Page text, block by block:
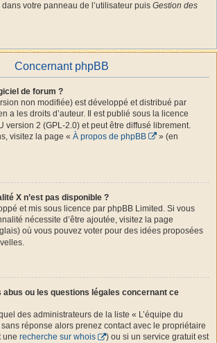
votre panneau de l’utilisateur puis Gestion des
Concernant phpBB
de forum ?
non modifiée) est développé et distribué par
a les droits d’auteur. Il est publié sous la licence
version 2 (GPL-2.0) et peut être diffusé librement.
visitez la page « À propos de phpBB
» (en
X n’est pas disponible ?
et mis sous licence par phpBB Limited. Si vous
nécessite d’être ajoutée, visitez la page
où vous pouvez voter pour des idées proposées
abus ou les questions légales concernant ce
des administrateurs de la liste « L’équipe du
réponse alors prenez contact avec le propriétaire
une recherche sur whois
) ou si un service gratuit est